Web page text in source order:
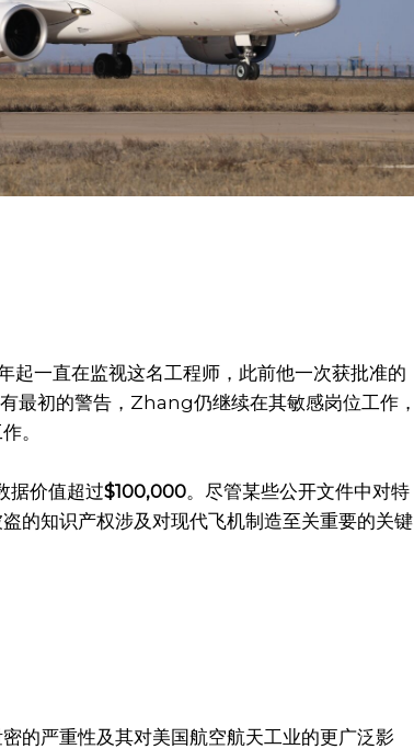
一直在监视这名工程师，此前他一次获批准的
最初的警告，Zhang仍继续在其敏感岗位工作，
。
据价值超过$100,000。尽管某些公开文件中对特
的知识产权涉及对现代飞机制造至关重要的关键
的严重性及其对美国航空航天工业的更广泛影